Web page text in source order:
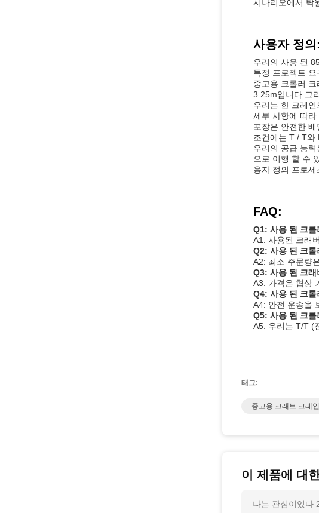
시나리오에서 탁
사용자 정의:
우리의 사용 된
특정 프로젝트
중고용 크롤러
3.25m입니다.그
우리는 한 크레
세부 사항에 따라
포장은 안전한
조건에는 T / T와
우리의 공급 능
으로 이행 할 수
용자 정의 프로
FAQ:
Q1: 사용 된 크롤
A1: 사용된 크래
Q2: 사용 된 크롤
A2: 최소 주문량
Q3: 사용 된 크래
A3: 가격은 협상
Q4: 사용 된 크롤
A4: 안전 운송을
Q5: 사용 된 크롤
A5: 우리는 T/T (
태그:
중고용 크래브 크레인
이 제품에 대
나는 관심이있다